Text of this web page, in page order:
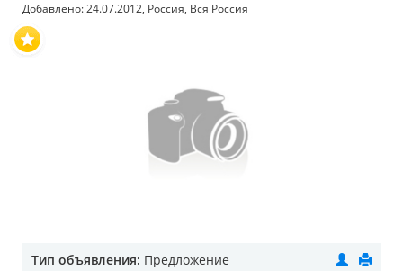
Добавлено: 24.07.2012, Россия, Вся Россия
Тип объявления: Предложение